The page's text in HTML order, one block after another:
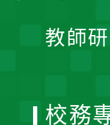
教師
開
校務